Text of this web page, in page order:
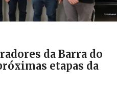
da Barra do
etapas da